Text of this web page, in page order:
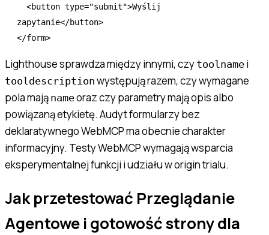
  <
button type="submit">Wyślij
zapytanie</button>
</form>
Lighthouse sprawdza między innymi, czy toolname i
tooldescription występują razem, czy wymagane
pola mają nameoraz czy parametry mają opis albo
powiązaną etykietę. Audyt formularzy bez
deklaratywnego WebMCP ma obecnie charakter
informacyjny. Testy WebMCP wymagają wsparcia
eksperymentalnej funkcji i udziału w origin trialu.
Jak przetestować Przeglądanie
Agentowe i gotowość strony dla